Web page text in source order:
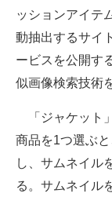
企業向けIT製品
製造業のIT導入
モノづくり技術
電子設計の基本
ッションアイテ
動抽出するサイ
ービスを公開す
似画像検索技術
「ジャケット
商品を1つ選ぶ
し、サムネイル
る。サムネイル